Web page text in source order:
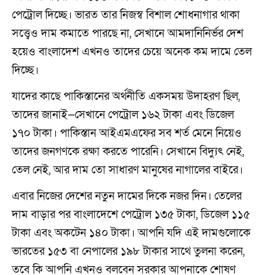
পেট্রোল দিচ্ছে। ভারত তার নিজস্ব বিশাল শোধনাগার থাকা
সত্ত্বেও দাম কমাতে পারছে না, সেখানে আমদানিনির্ভর দেশ
হয়েও বাংলাদেশ এখনও তাদের চেয়ে অনেক কম দামে তেল
দিচ্ছে।
যাদের কাছে পাকিস্তানের অর্থনীতি একসময় উদাহরণ ছিল,
তাদের জানাই—সেখানে পেট্রোল ১৬২ টাকা এবং ডিজেল
১৭০ টাকা। পাকিস্তান আইএমএফের সব শর্ত মেনে নিয়েও
তাদের জনগণকে রক্ষা করতে পারেনি। সেখানে বিদ্যুৎ নেই,
তেল নেই, আর দাম তো সাধারণ মানুষের নাগালের বাইরে।
এবার নিজের দেশের নতুন দামের দিকে নজর দিন। তেলের
দাম বাড়ার পর বাংলাদেশে পেট্রোল ১৩৫ টাকা, ডিজেল ১১৫
টাকা এবং অকটেন ১৪০ টাকা। আপনি যদি এই দামগুলোকে
ভারতের ১৫৩ বা নেপালের ১৯৮ টাকার সাথে তুলনা করেন,
তবে কি আপনি এখনও বলবেন সরকার আপনাকে শোষণ